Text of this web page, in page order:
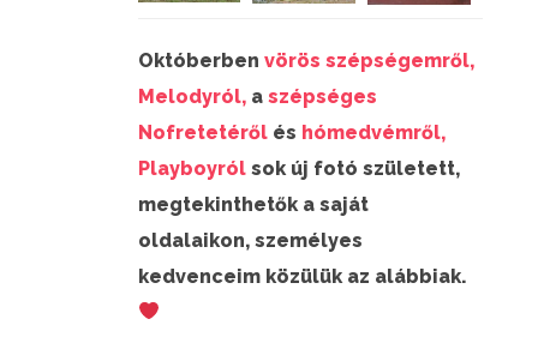
Októberbenvörös szépségemről,
Melodyról, aszépséges
Nofretetéről és hómedvémről,
Playboyról sok új fotó született,
megtekinthetők a saját
oldalaikon, személyes
kedvenceim közülük az alábbiak.